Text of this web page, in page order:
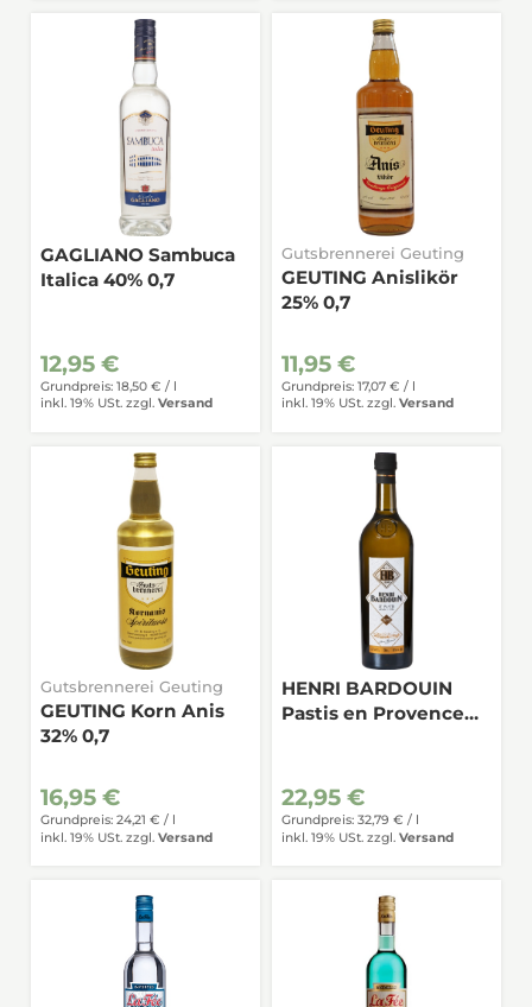
GAGLIANO Sambuca
Italica 40% 0,7
12,95 €
Grundpreis: 18,50 € / l
inkl. 19% USt. zzgl. Versand
Gutsbrennerei Geuting
GEUTING Anislikör
25% 0,7
11,95 €
Grundpreis: 17,07 € / l
inkl. 19% USt. zzgl. Versand
Gutsbrennerei Geuting
GEUTING Korn Anis
32% 0,7
16,95 €
Grundpreis: 24,21 € / l
inkl. 19% USt. zzgl. Versand
HENRI BARDOUIN
Pastis en Provence
22,95 €
Grundpreis: 32,79 € / l
inkl. 19% USt. zzgl. Versand